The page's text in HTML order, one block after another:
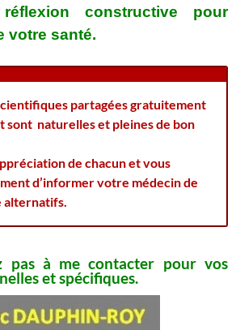
constructive pour
votre santé.
partagées gratuitement
sont naturelles et pleines de bon
de chacun et vous
d’informer votre médecin de
alternatifs.
pas à me contacter pour vos
et spécifiques.